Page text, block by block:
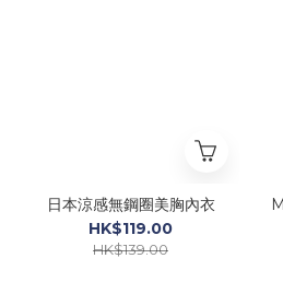
日本涼感無鋼圈美胸內衣
HK$119.00
HK$139.00